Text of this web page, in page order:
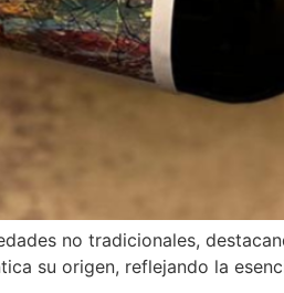
no tradicionales,
su origen, reflejando la